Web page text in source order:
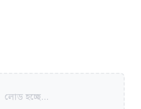
লোড হচ্ছে...